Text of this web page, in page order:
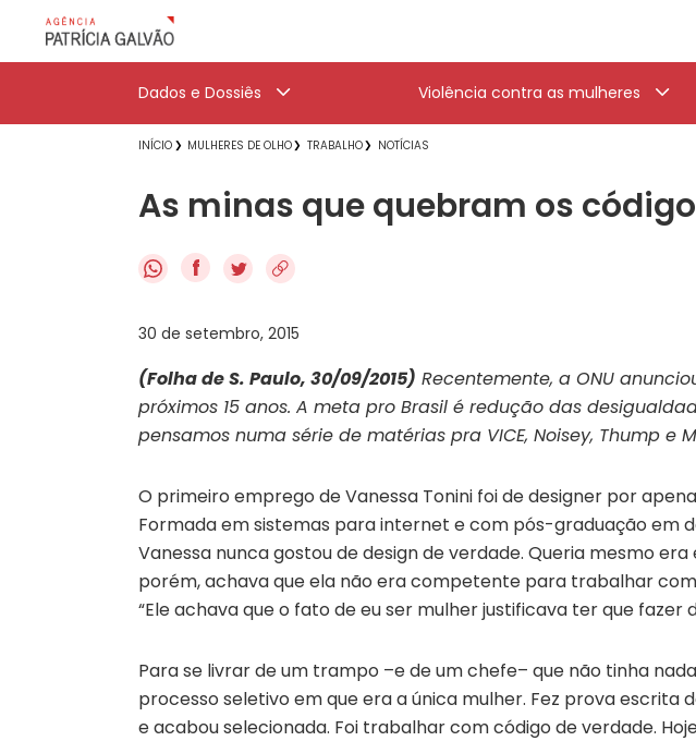
Dados e Dossiês Violência contra as mulheres
INÍCIO MULHERES DE OLHO TRABALHO NOTÍCIAS
As minas que quebram os
f
30 de setembro, 2015
(Folha de S. Paulo, 30/09/2015) Recentemente, a ONU
próximos 15 anos. A meta pro Brasil é redução das
pensamos numa série de matérias pra VICE, Noisey, Thump e
O primeiro emprego de Vanessa Tonini foi de designer por
Formada em sistemas para internet e com pós-graduação em
Vanessa nunca gostou de design de verdade. Queria mesmo
porém, achava que ela não era competente para trabalhar
“Ele achava que o fato de eu ser mulher justificava ter que fazer
Para se livrar de um trampo –e de um chefe– que não tinha
processo seletivo em que era a única mulher. Fez prova escrita
e acabou selecionada. Foi trabalhar com código de verdade.